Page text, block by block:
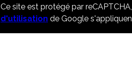
Ce site est protégé par
d'utilisation de Google